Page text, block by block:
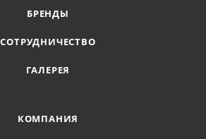
БРЕНДЫ
СОТРУДНИЧЕСТВО
ГАЛЕРЕЯ
КОМПАНИЯ